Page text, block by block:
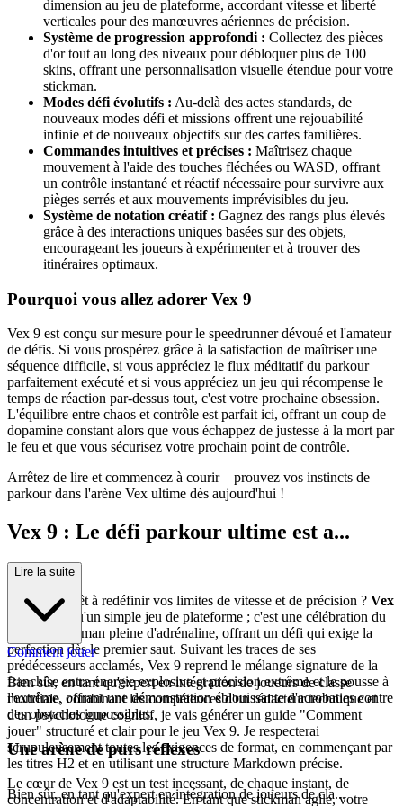
dimension au jeu de plateforme, accordant vitesse et liberté
verticales pour des manœuvres aériennes de précision.
Système de progression approfondi : Collectez des pièces
d'or tout au long des niveaux pour débloquer plus de 100
skins, offrant une personnalisation visuelle étendue pour votre
stickman.
Modes défi évolutifs : Au-delà des actes standards, de
nouveaux modes défi et missions offrent une rejouabilité
infinie et de nouveaux objectifs sur des cartes familières.
Commandes intuitives et précises : Maîtrisez chaque
mouvement à l'aide des touches fléchées ou WASD, offrant
un contrôle instantané et réactif nécessaire pour survivre aux
pièges serrés et aux mouvements imprévisibles du jeu.
Système de notation créatif : Gagnez des rangs plus élevés
grâce à des interactions uniques basées sur des objets,
encourageant les joueurs à expérimenter et à trouver des
itinéraires optimaux.
Pourquoi vous allez adorer Vex 9
Vex 9 est conçu sur mesure pour le speedrunner dévoué et l'amateur
de défis. Si vous prospérez grâce à la satisfaction de maîtriser une
séquence difficile, si vous appréciez le flux méditatif du parkour
parfaitement exécuté et si vous appréciez un jeu qui récompense le
temps de réaction par-dessus tout, c'est votre prochaine obsession.
L'équilibre entre chaos et contrôle est parfait ici, offrant un coup de
dopamine constant alors que vous échappez de justesse à la mort par
le feu et que vous sécurisez votre prochain point de contrôle.
Arrêtez de lire et commencez à courir – prouvez vos instincts de
parkour dans l'arène Vex ultime dès aujourd'hui !
Vex 9 : Le défi parkour ultime est a...
rrivé !
Êtes-vous prêt à redéfinir vos limites de vitesse et de précision ? Vex
n'est pas qu'un simple jeu de plateforme ; c'est une célébration du
parkour stickman pleine d'adrénaline, offrant un défi qui exige la
perfection dès le premier saut. Suivant les traces de ses
prédécesseurs acclamés, Vex 9 reprend le mélange signature de la
franchise entre énergie explosive et précision extrême et le pousse à
l'extrême, offrant une démonstration éblouissante d'acrobaties contre
des obstacles impossibles.
Une arène de purs réflexes
Le cœur de Vex 9 est un test incessant, de chaque instant, de
concentration et d'adaptabilité. En tant que stickman agile, votre
Lire la suite
Comment jouer
Bien sûr, en tant qu'expert en intégration de joueurs de classe
mondiale, combinant les compétences d'un rédacteur technique et
d'un psychologue cognitif, je vais générer un guide "Comment
jouer" structuré et clair pour le jeu Vex 9. Je respecterai
scrupuleusement toutes les exigences de format, en commençant par
les titres H2 et en utilisant une structure Markdown précise.
Bien sûr, en tant qu'expert en intégration de joueurs de cla...